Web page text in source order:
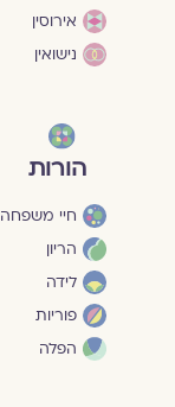
אירוסין
נישואין
הורות
חיי משפחה
הריון
לידה
פוריות
הפלה